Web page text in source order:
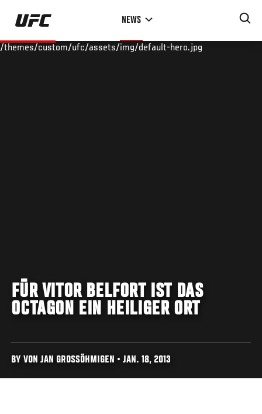
Skip
main
NEWS
/themes/custom/ufc/assets/img/default-hero.jpg
FÜR VITOR BELFORT IST DAS
OCTAGON EIN HEILIGER ORT
BY VON JAN GROSSÖHMIGEN • JAN. 18, 2013